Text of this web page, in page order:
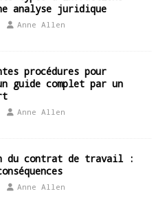
analyse juridique
Anne Allen
procédures pour
guide complet par un
Anne Allen
du contrat de travail :
Anne Allen